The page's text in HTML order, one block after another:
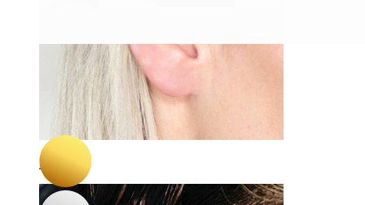
Industrial
-15%
3 por 2
Bodymod Premium
Par de huggies de titânio
15,22 €
17,90 €